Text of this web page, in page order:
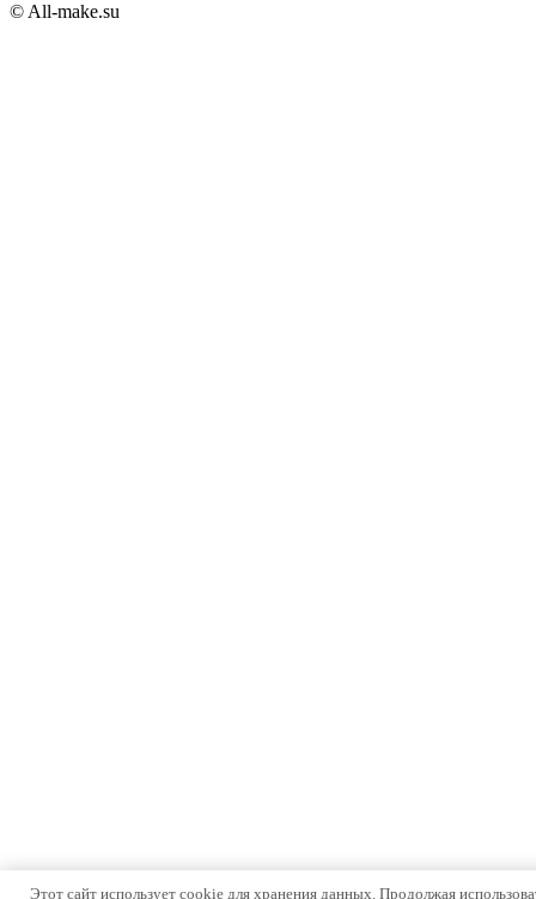
© All-make.su
Этот сайт использует cookie для хранения данных. Продолжая